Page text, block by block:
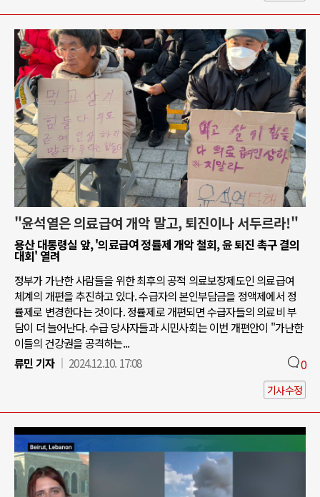
"윤석열은 의료급여 개악 말고, 퇴진이나 서두르라!"
용산 대통령실 앞, '의료급여 정률제 개악 철회, 윤 퇴진 촉구 결의
대회' 열려
정부가 가난한 사람들을 위한 최후의 공적 의료보장제도인 의료급여
체계의 개편을 추진하고 있다. 수급자의 본인부담금을 정액제에서 정
률제로 변경한다는 것이다. 정률제로 개편되면 수급자들의 의료비 부
담이 더 늘어난다. 수급 당사자들과 시민사회는 이번 개편안이 "가난한
이들의 건강권을 공격하는...
류민 기자
2024.12.10. 17:08 0
기사수정